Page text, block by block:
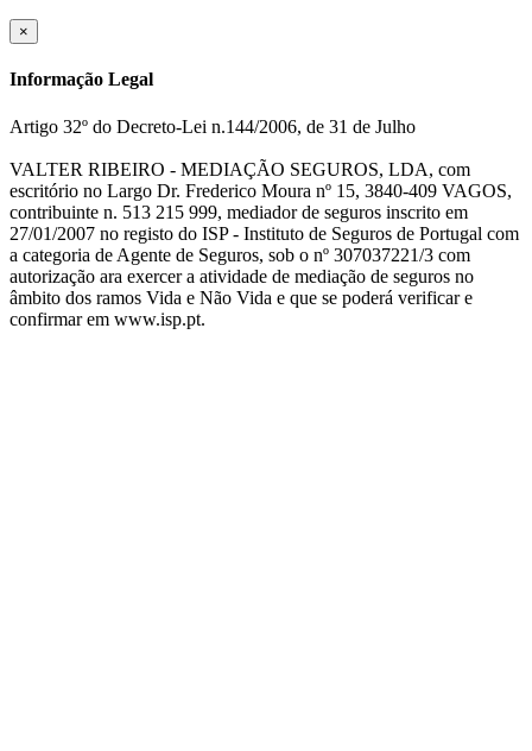
×
Informação Legal
Artigo 32º do Decreto-Lei n.144/2006, de 31 de Julho
VALTER RIBEIRO - MEDIAÇÃO SEGUROS, LDA, com
escritório no Largo Dr. Frederico Moura nº 15, 3840-409 VAGOS,
contribuinte n. 513 215 999, mediador de seguros inscrito em
27/01/2007 no registo do ISP - Instituto de Seguros de Portugal com
a categoria de Agente de Seguros, sob o nº 307037221/3 com
autorização ara exercer a atividade de mediação de seguros no
âmbito dos ramos Vida e Não Vida e que se poderá verificar e
confirmar em www.isp.pt.